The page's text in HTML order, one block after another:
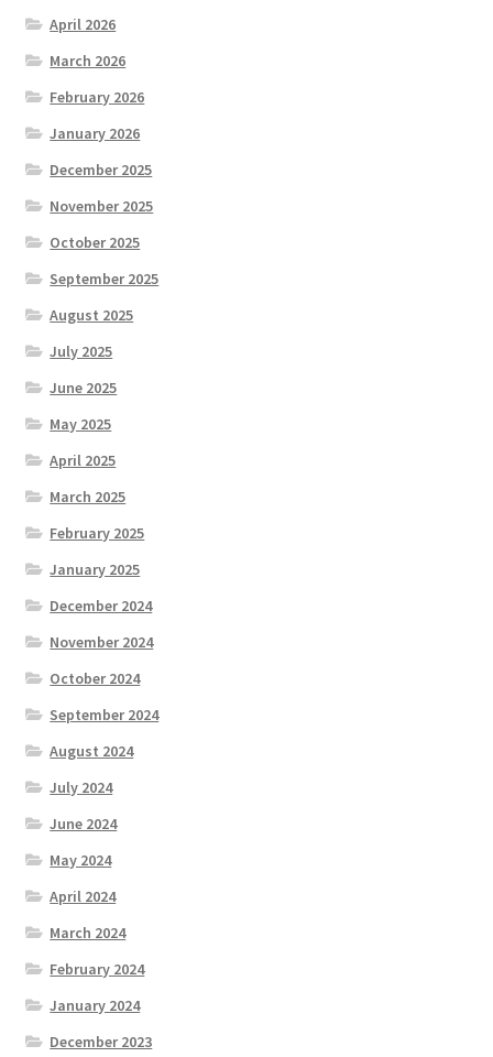
April 2026
March 2026
February 2026
January 2026
December 2025
November 2025
October 2025
September 2025
August 2025
July 2025
June 2025
May 2025
April 2025
March 2025
February 2025
January 2025
December 2024
November 2024
October 2024
September 2024
August 2024
July 2024
June 2024
May 2024
April 2024
March 2024
February 2024
January 2024
December 2023